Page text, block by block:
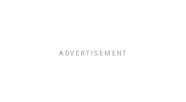
ADVERTISEMENT